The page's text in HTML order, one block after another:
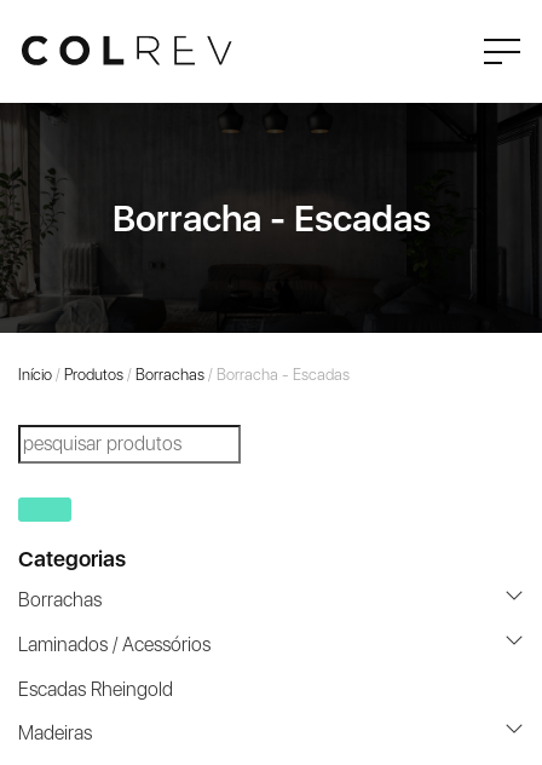
Borracha - Escadas
Início / Produtos / Borrachas / Borracha - Escadas
Products
search
Categorias
Borrachas
Laminados / Acessórios
Escadas Rheingold
Madeiras